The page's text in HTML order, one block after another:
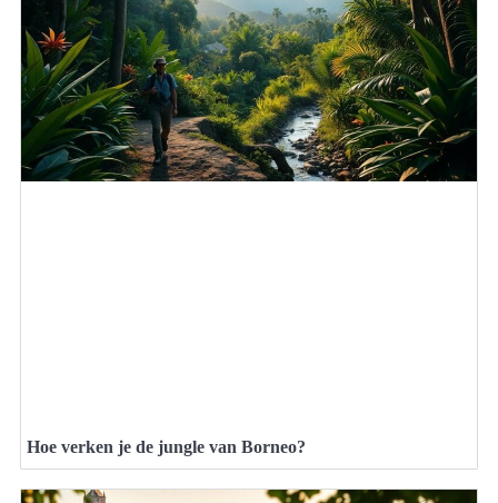
Hoe verken je de jungle van Borneo?